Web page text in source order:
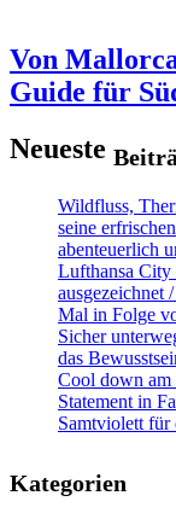
Von
Guide für
Neueste
Wildfluss,
seine
abenteuerlich
Lufthansa City
ausgezeichnet
Mal in Folge
Sicher
das
Cool down am
Statement in
Samtviolett für
Kategorien